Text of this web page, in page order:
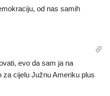
od nas samih
evo da sam ja na
za cijelu Južnu Ameriku plus